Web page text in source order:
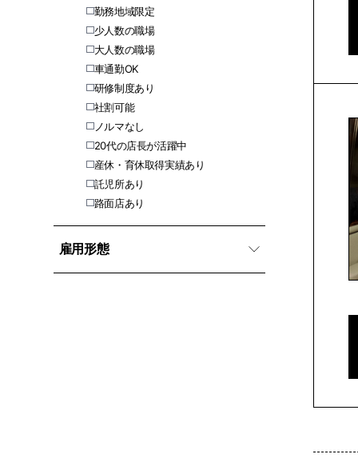
勤務地域限定
少人数の職場
大人数の職場
車通勤OK
研修制度あり
社割可能
ノルマなし
20代の店長が活躍中
産休・育休取得実績あり
託児所あり
路面店あり
雇用形態